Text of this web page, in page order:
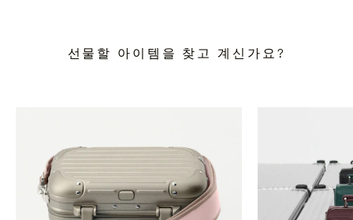
선물할 아이템을 찾고 계신가요?